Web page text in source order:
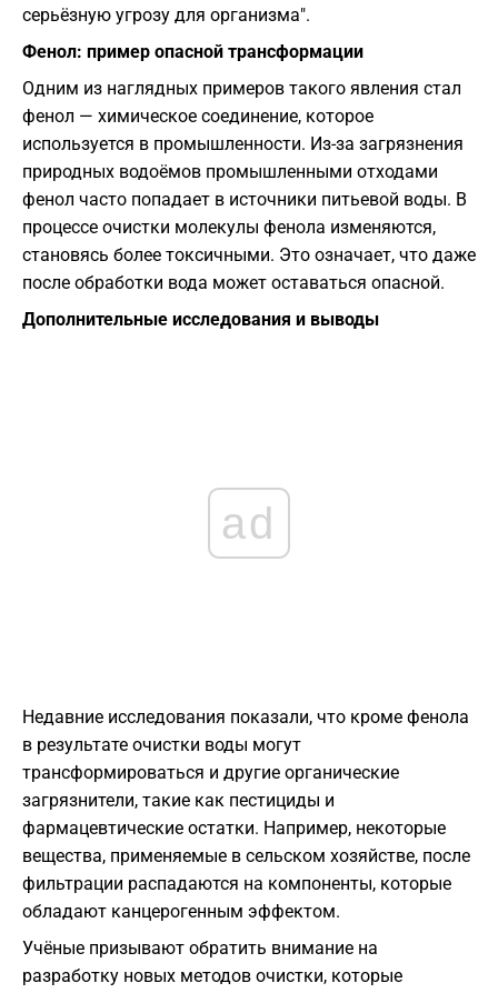
серьёзную угрозу для организма".
Фенол: пример опасной трансформации
Одним из наглядных примеров такого явления стал
фенол — химическое соединение, которое
используется в промышленности. Из-за загрязнения
природных водоёмов промышленными отходами
фенол часто попадает в источники питьевой воды. В
процессе очистки молекулы фенола изменяются,
становясь более токсичными. Это означает, что даже
после обработки вода может оставаться опасной.
Дополнительные исследования и выводы
ad
Недавние исследования показали, что кроме фенола
в результате очистки воды могут
трансформироваться и другие органические
загрязнители, такие как пестициды и
фармацевтические остатки. Например, некоторые
вещества, применяемые в сельском хозяйстве, после
фильтрации распадаются на компоненты, которые
обладают канцерогенным эффектом.
Учёные призывают обратить внимание на
разработку новых методов очистки, которые